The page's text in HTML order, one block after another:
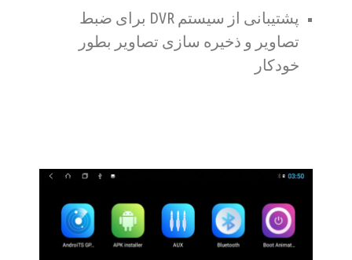
پشتیبانی از سیستم DVR برای ضبط
تصاویر و ذخیره سازی تصاویر بطور
خودکار